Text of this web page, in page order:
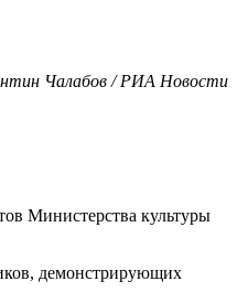
Чалабов / РИА Новости
Министерства культуры
демонстрирующих